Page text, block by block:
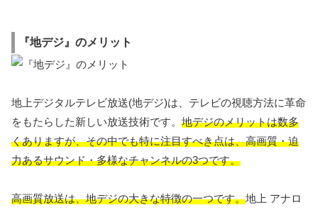
『地デジ』のメリット
地上デジタルテレビ放送(地デジ)は、テレビの視聴方法に革命
をもたらした新しい放送技術です。 地デジのメリットは数多
くありますが、その中でも特に注目すべき点は、高画質・迫
力あるサウンド・多様なチャンネルの3つです。
高画質放送は、地デジの大きな特徴の一つです。地上 アナロ